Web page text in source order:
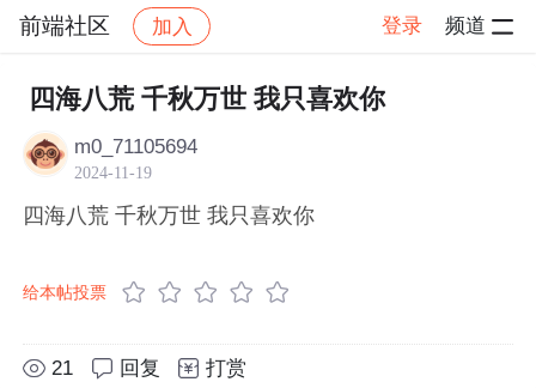
前端社区 加入 登录 频道
社区 前端社区 感慨 帖子详情
四海八荒 千秋万世 我只喜欢你
m0_71105694
2024-11-19
四海八荒 千秋万世 我只喜欢你
给本帖投票
21 回复 打赏